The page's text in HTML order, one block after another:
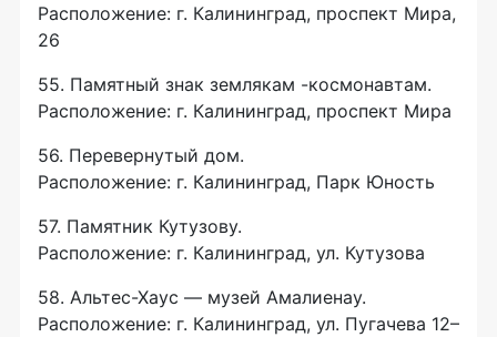
Расположение: г. Калининград, проспект Мира,
26
55. Памятный знак землякам -космонавтам.
Расположение: г. Калининград, проспект Мира
56. Перевернутый дом.
Расположение: г. Калининград, Парк Юность
57. Памятник Кутузову.
Расположение: г. Калининград, ул. Кутузова
58. Альтес-Хаус — музей Амалиенау.
Расположение: г. Калининград, ул. Пугачева 12–